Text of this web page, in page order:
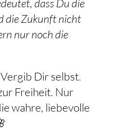
dass Du die
die Zukunft nicht
nur noch die
Dir selbst.
Freiheit. Nur
wahre, liebevolle